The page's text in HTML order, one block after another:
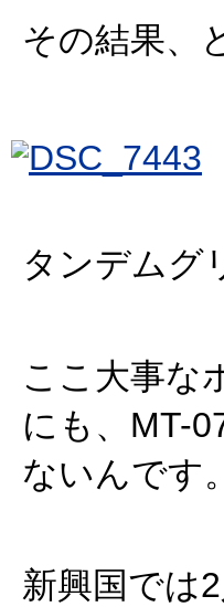
その結果、
タンデムグ
ここ大事な
にも、MT-
ないんです。
新興国では